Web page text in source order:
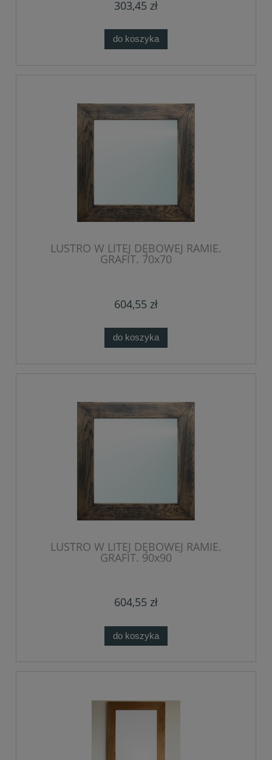
303,45 zł
do koszyka
LUSTRO W LITEJ DĘBOWEJ RAMIE.
GRAFIT. 70x70
604,55 zł
do koszyka
LUSTRO W LITEJ DĘBOWEJ RAMIE.
GRAFIT. 90x90
604,55 zł
do koszyka